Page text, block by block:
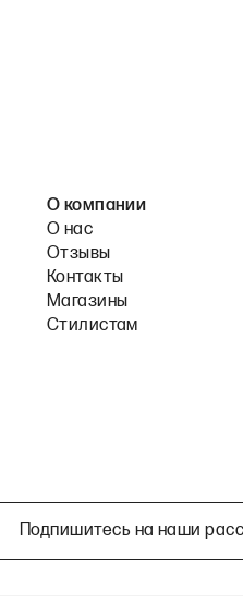
О компании
О нас
Отзывы
Контакты
Магазины
Стилистам
Подпишитесь на наши